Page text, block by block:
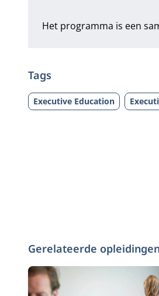
Het programma is een
Tags
Executive Education
Gerelateerde